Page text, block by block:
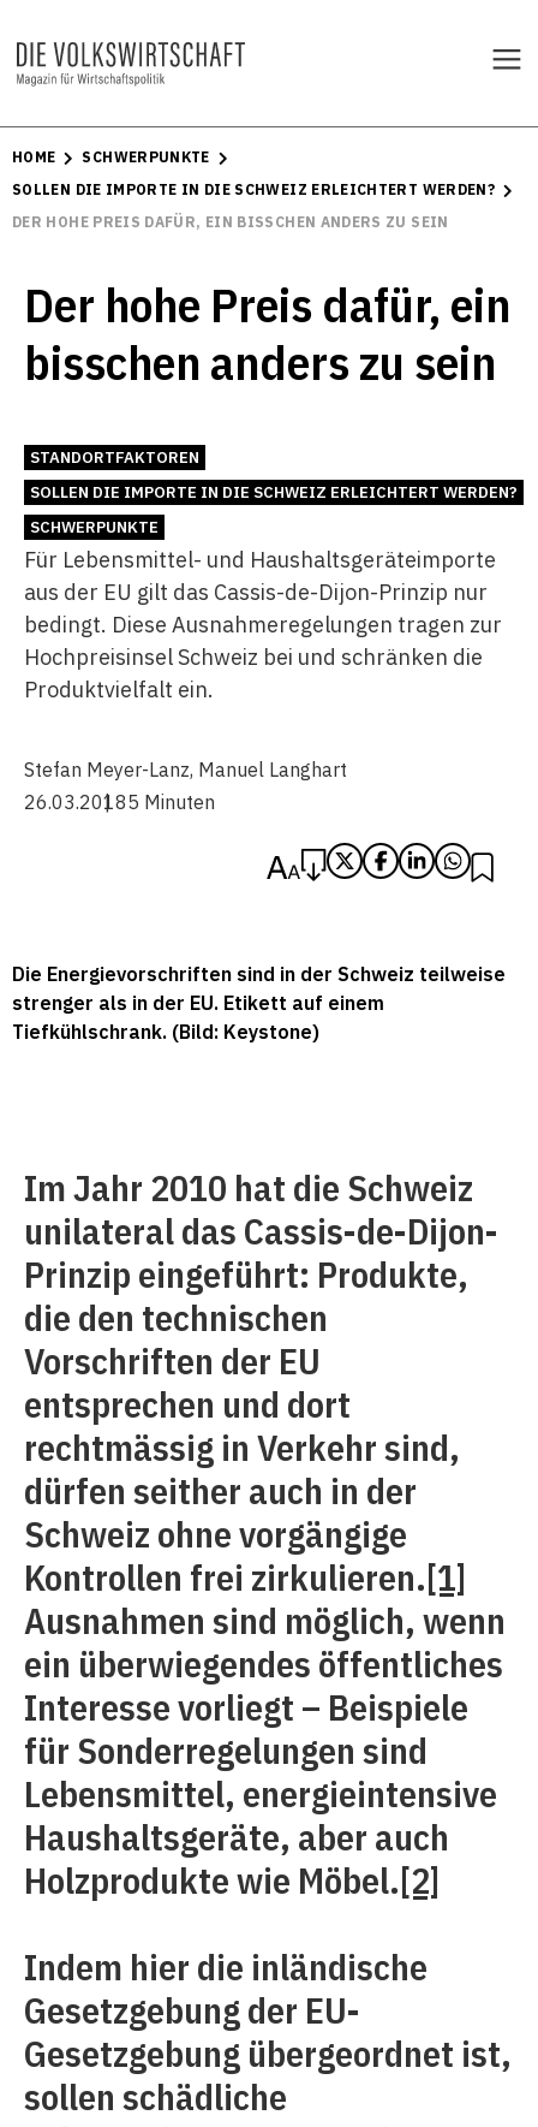
HOME
SCHWERPUNKTE
SOLLEN DIE IMPORTE IN DIE SCHWEIZ ERLEICHTERT WERDEN?
DER HOHE PREIS DAFÜR, EIN BISSCHEN ANDERS ZU SEIN
Der hohe Preis dafür, ein
bisschen anders zu sein
STANDORTFAKTOREN
SOLLEN DIE IMPORTE IN DIE SCHWEIZ ERLEICHTERT WERDEN?
SCHWERPUNKTE
Für Lebensmittel- und Haushaltsgeräteimporte
aus der EU gilt das Cassis-de-Dijon-Prinzip nur
bedingt. Diese Ausnahmeregelungen tragen zur
Hochpreisinsel Schweiz bei und schränken die
Produktvielfalt ein.
Stefan Meyer-Lanz, Manuel Langhart
26.03.20185 Minuten
Die Energievorschriften sind in der Schweiz teilweise
strenger als in der EU. Etikett auf einem
Tiefkühlschrank. (Bild: Keystone)
Im Jahr 2010 hat die Schweiz
unilateral das Cassis-de-Dijon-
Prinzip eingeführt: Produkte,
die den technischen
Vorschriften der EU
entsprechen und dort
rechtmässig in Verkehr sind,
dürfen seither auch in der
Schweiz ohne vorgängige
Kontrollen frei zirkulieren.[1]
Ausnahmen sind möglich, wenn
ein überwiegendes öffentliches
Interesse vorliegt – Beispiele
für Sonderregelungen sind
Lebensmittel, energieintensive
Haushaltsgeräte, aber auch
Holzprodukte wie Möbel.[2]
Indem hier die inländische
Gesetzgebung der EU-
Gesetzgebung übergeordnet ist,
sollen schädliche